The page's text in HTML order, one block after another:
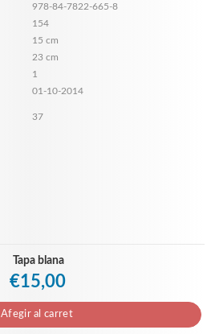
978-84-7822-665-8
154
15 cm
23 cm
1
01-10-2014
37
Tapa blana
€15,00
Afegir al carret